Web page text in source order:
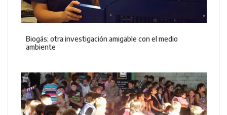
Biogás; otra investigación amigable con el medio
ambiente